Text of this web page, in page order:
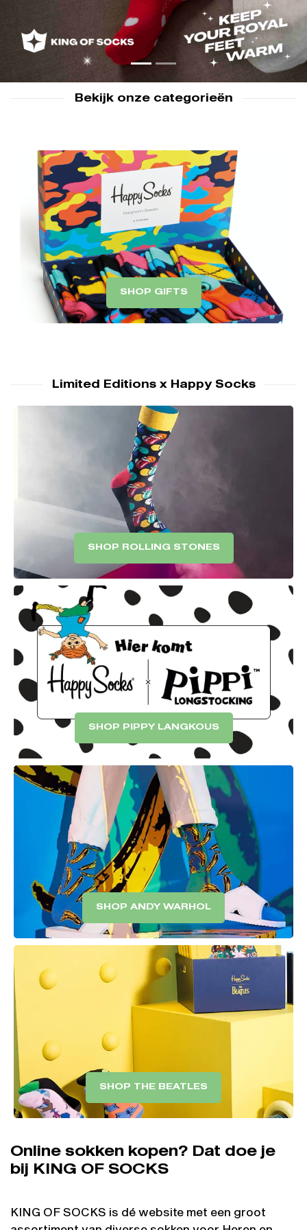
Bekijk onze categorieën
SHOP GIFTS
Limited Editions x Happy Socks
SHOP ROLLING STONES
SHOP PIPPY LANGKOUS
SHOP ANDY WARHOL
SHOP THE BEATLES
Online sokken kopen? Dat doe je
bij KING OF SOCKS
KING OF SOCKS is dé website met een groot